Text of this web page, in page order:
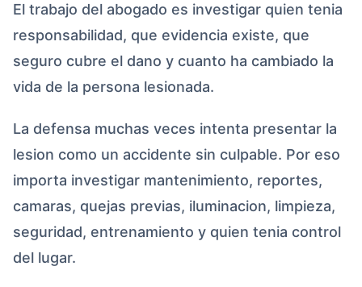
El trabajo del abogado es investigar quien tenia
responsabilidad, que evidencia existe, que
seguro cubre el dano y cuanto ha cambiado la
vida de la persona lesionada.
La defensa muchas veces intenta presentar la
lesion como un accidente sin culpable. Por eso
importa investigar mantenimiento, reportes,
camaras, quejas previas, iluminacion, limpieza,
seguridad, entrenamiento y quien tenia control
del lugar.